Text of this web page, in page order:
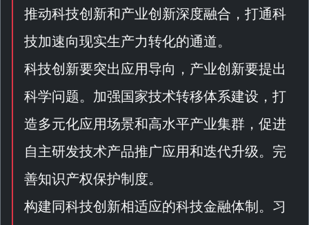
推动科技创新和产业创新深度融合，打通科
技加速向现实生产力转化的通道。
科技创新要突出应用导向，产业创新要提出
科学问题。加强国家技术转移体系建设，打
造多元化应用场景和高水平产业集群，促进
自主研发技术产品推广应用和迭代升级。完
善知识产权保护制度。
构建同科技创新相适应的科技金融体制。习